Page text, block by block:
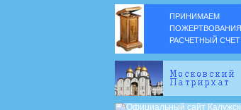
ПРИНИМАЕМ
РАСЧЕТНЫЙ СЧЕТ